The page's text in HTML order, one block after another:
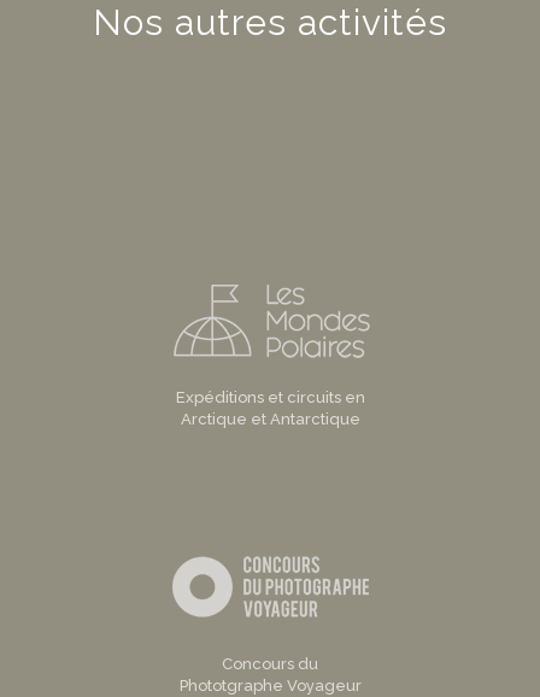
Nos autres activités
Expéditions et circuits en
Arctique et Antarctique
Concours du
Phototgraphe Voyageur